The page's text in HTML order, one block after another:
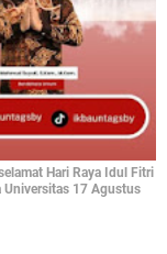
Hari Raya Idul Fitri
Universitas 17 Agustus